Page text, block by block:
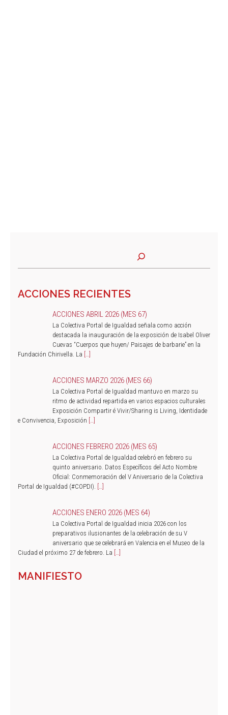
ACCIONES RECIENTES
ACCIONES ABRIL 2026 (MES 67)
La Colectiva Portal de Igualdad señala como acción
destacada la inauguración de la exposición de Isabel Oliver
Cuevas “Cuerpos que huyen/ Paisajes de barbarie” en la
Fundación Chirivella. La […]
ACCIONES MARZO 2026 (MES 66)
La Colectiva Portal de Igualdad mantuvo en marzo su
ritmo de actividad repartida en varios espacios culturales
Exposición Compartir é Vivir/Sharing is Living, Identidade
e Convivencia, Exposición […]
ACCIONES FEBRERO 2026 (MES 65)
La Colectiva Portal de Igualdad celebró en febrero su
quinto aniversario. Datos Específicos del Acto Nombre
Oficial: Conmemoración del V Aniversario de la Colectiva
Portal de Igualdad (#COPDI). […]
ACCIONES ENERO 2026 (MES 64)
La Colectiva Portal de Igualdad inicia 2026 con los
preparativos ilusionantes de la celebración de su V
aniversario que se celebrará en Valencia en el Museo de la
Ciudad el próximo 27 de febrero. La […]
MANIFIESTO